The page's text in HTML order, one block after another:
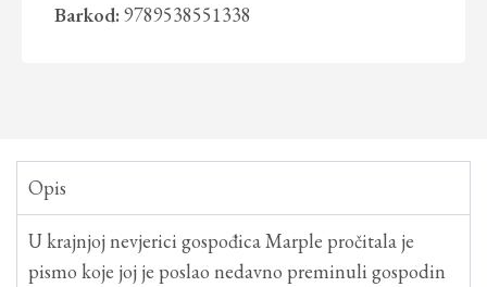
Barkod: 9789538551338
Opis
U krajnjoj nevjerici gospođica Marple pročitala je
pismo koje joj je poslao nedavno preminuli gospodin